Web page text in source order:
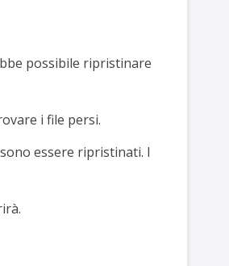
possibile ripristinare
i file persi.
essere ripristinati. I